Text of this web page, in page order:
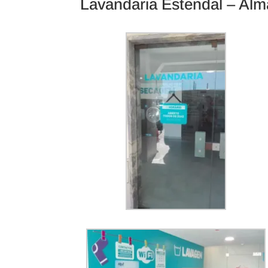
Lavandaria Estendal –